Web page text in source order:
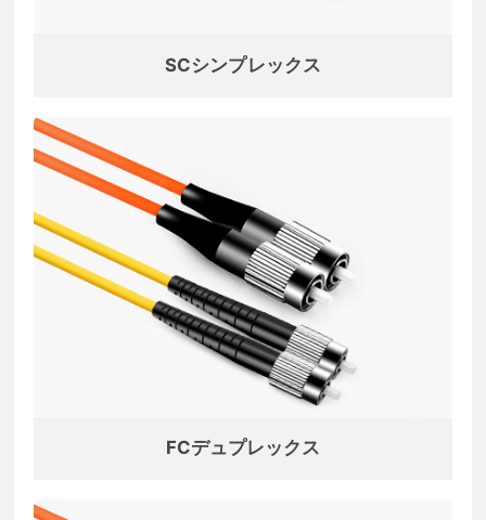
SCシンプレックス
FCデュプレックス